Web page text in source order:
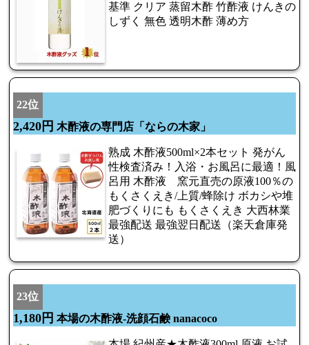
基準 クリア 蒸留木酢 竹酢液 けんきの
しずく 無色 透明木酢 薄め方
22位
2,420円 木酢液の専門店「ならの木家」
熟成 木酢液500ml×2本セット 発がん
性検査済み！入浴・お風呂に最適！風
呂用 木酢液 窯元直売の原液100％の
もくさくえき/上質/蜂除け ボカシや堆
肥づくりにも もくさくえき 大西林業
最強配送 最強翌日配送（楽天倉庫発
送）
23位
1,180円 本場の木酢液-洗顔石鹸 nanacoco